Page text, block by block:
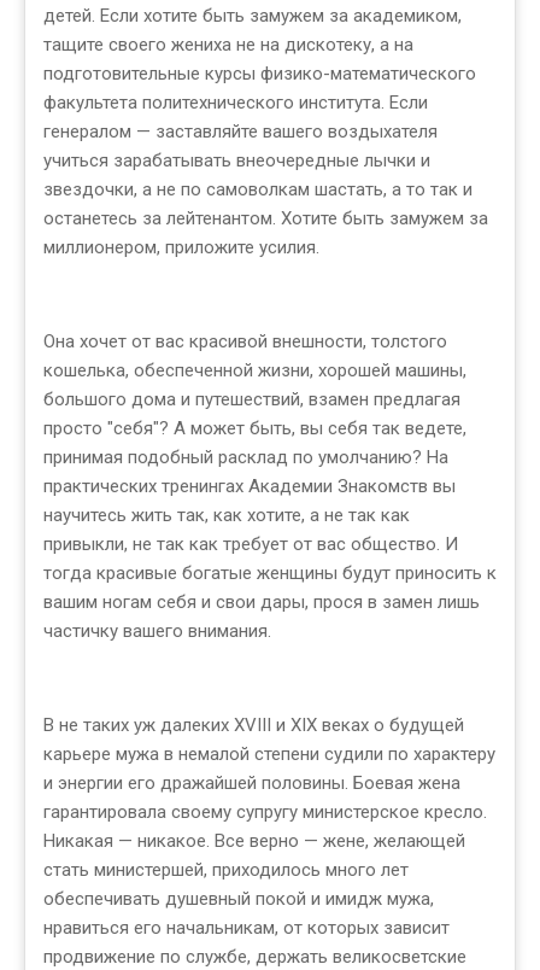
детей. Если хотите быть замужем за академиком,
тащите своего жениха не на дискотеку, а на
подготовительные курсы физико-математического
факультета политехнического института. Если
генералом — заставляйте вашего воздыхателя
учиться зарабатывать внеочередные лычки и
звездочки, а не по самоволкам шастать, а то так и
останетесь за лейтенантом. Хотите быть замужем за
миллионером, приложите усилия.
Она хочет от вас красивой внешности, толстого
кошелька, обеспеченной жизни, хорошей машины,
большого дома и путешествий, взамен предлагая
просто "себя"? А может быть, вы себя так ведете,
принимая подобный расклад по умолчанию? На
практических тренингах Академии Знакомств вы
научитесь жить так, как хотите, а не так как
привыкли, не так как требует от вас общество. И
тогда красивые богатые женщины будут приносить к
вашим ногам себя и свои дары, прося в замен лишь
частичку вашего внимания.
В не таких уж далеких XVIII и XIX веках о будущей
карьере мужа в немалой степени судили по характеру
и энергии его дражайшей половины. Боевая жена
гарантировала своему супругу министерское кресло.
Никакая — никакое. Все верно — жене, желающей
стать министершей, приходилось много лет
обеспечивать душевный покой и имидж мужа,
нравиться его начальникам, от которых зависит
продвижение по службе, держать великосветские